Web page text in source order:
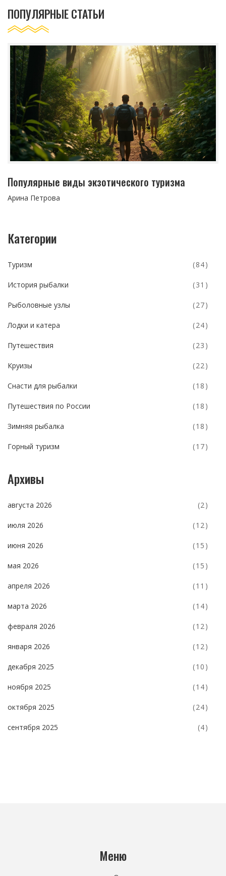
ПОПУЛЯРНЫЕ СТАТЬИ
Популярные виды экзотического туризма
Арина Петрова
Категории
Туризм (84)
История рыбалки (31)
Рыболовные узлы (27)
Лодки и катера (24)
Путешествия (23)
Круизы (22)
Снасти для рыбалки (18)
Путешествия по России (18)
Зимняя рыбалка (18)
Горный туризм (17)
Архивы
августа 2026 (2)
июля 2026 (12)
июня 2026 (15)
мая 2026 (15)
апреля 2026 (11)
марта 2026 (14)
февраля 2026 (12)
января 2026 (12)
декабря 2025 (10)
ноября 2025 (14)
октября 2025 (24)
сентября 2025 (4)
Меню